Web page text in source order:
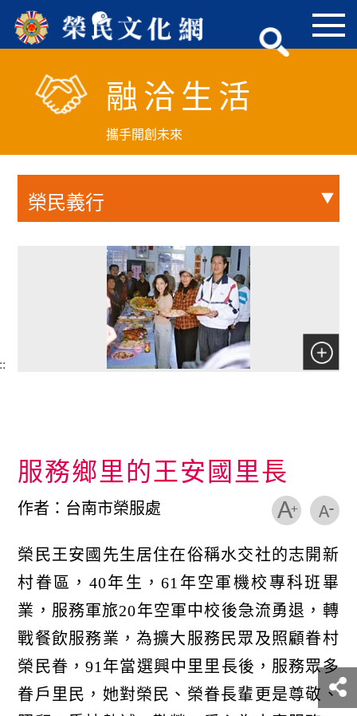
主
融洽生活
攜手開創未來
榮民義行
服務鄉里的王安國里長
作者：台南市榮服處
榮民王安國先生居住在俗稱水交社的志開新
村眷區，40年生，61年空軍機校專科班畢
業，服務軍旅20年空軍中校後急流勇退，轉
戰餐飲服務業，為擴大服務民眾及照顧眷村
榮民眷，91年當選興中里里長後，服務眾多
眷戶里民，她對榮民、榮眷長輩更是尊敬、